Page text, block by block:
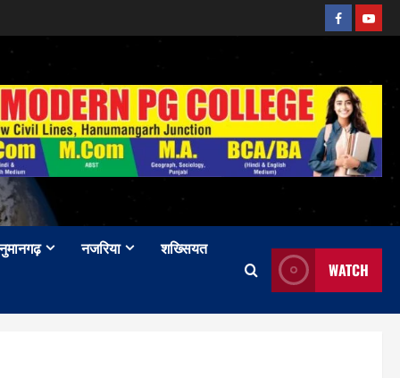
Facebook
नजरिया
शख्सियत
WATCH